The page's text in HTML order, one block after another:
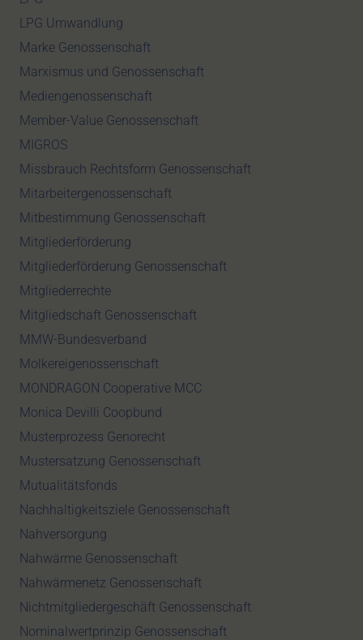
LPG Umwandlung
Marke Genossenschaft
Marxismus und Genossenschaft
Mediengenossenschaft
Member-Value Genossenschaft
MIGROS
Missbrauch Rechtsform Genossenschaft
Mitarbeitergenossenschaft
Mitbestimmung Genossenschaft
Mitgliederförderung
Mitgliederförderung Genossenschaft
Mitgliederrechte
Mitgliedschaft Genossenschaft
MMW-Bundesverband
Molkereigenossenschaft
MONDRAGON Cooperative MCC
Monica Devilli Coopbund
Musterprozess Genorecht
Mustersatzung Genossenschaft
Mutualitätsfonds
Nachhaltigkeitsziele Genossenschaft
Nahversorgung
Nahwärme Genossenschaft
Nahwärmenetz Genossenschaft
Nichtmitgliedergeschäft Genossenschaft
Nominalwertprinzip Genossenschaft